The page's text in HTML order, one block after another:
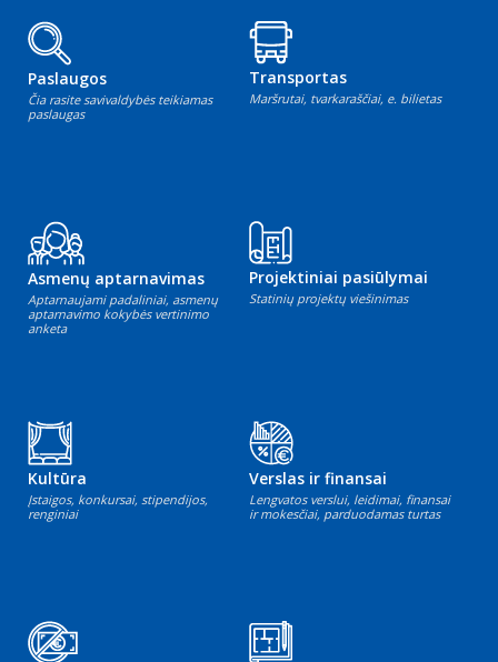
Paslaugos
Čia rasite savivaldybės teikiamas
paslaugas
Transportas
Maršrutai, tvarkaraščiai, e. bilietas
Asmenų aptarnavimas
Aptarnaujami padaliniai, asmenų
aptarnavimo kokybės vertinimo
anketa
Projektiniai pasiūlymai
Statinių projektų viešinimas
Kultūra
Įstaigos, konkursai, stipendijos,
renginiai
Verslas ir finansai
Lengvatos verslui, leidimai, finansai
ir mokesčiai, parduodamas turtas